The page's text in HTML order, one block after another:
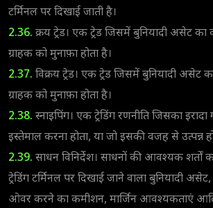
टर्मिनल पर दिखाई जाती है।
2.36. क्रय ट्रेड। एक ट्रेड जिसमें बुनियादी असेट
ग्राहक को मुनाफ़ा होता है।
2.37. विक्रय ट्रेड। एक ट्रेड जिसमें बुनियादी असेट
ग्राहक को मुनाफ़ा होता है।
2.38. स्नाइपिंग। एक ट्रेडिंग रणनीति जिसका
इस्तेमाल करना होता, या जो इसकी वजह से उत्पन्न
2.39. साधन विनिर्देश। साधनों की आवश्यक
ट्रेडिंग टर्मिनल पर दिखाई जाने वाला बुनियादी
ओवर करने का कमीशन, मार्जिन आवश्यकताएं